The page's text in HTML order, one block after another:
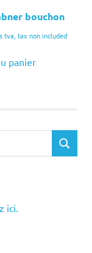
bouchon
tva, tax non included
panier
SEARCH
ici.